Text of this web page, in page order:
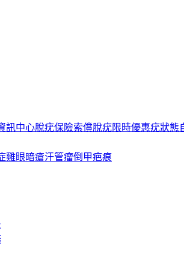
訊中心脫疣保險索償脫疣限時優惠疣狀態
雞眼暗瘡汗管瘤倒甲疤痕